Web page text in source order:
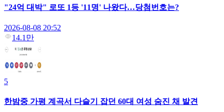
"24억 대박" 로또 1등 '11명' 나왔다…당첨번호는?
2026-08-08 20:52
14.1만
5
한밤중 가평 계곡서 다슬기 잡던 60대 여성 숨진 채 발견